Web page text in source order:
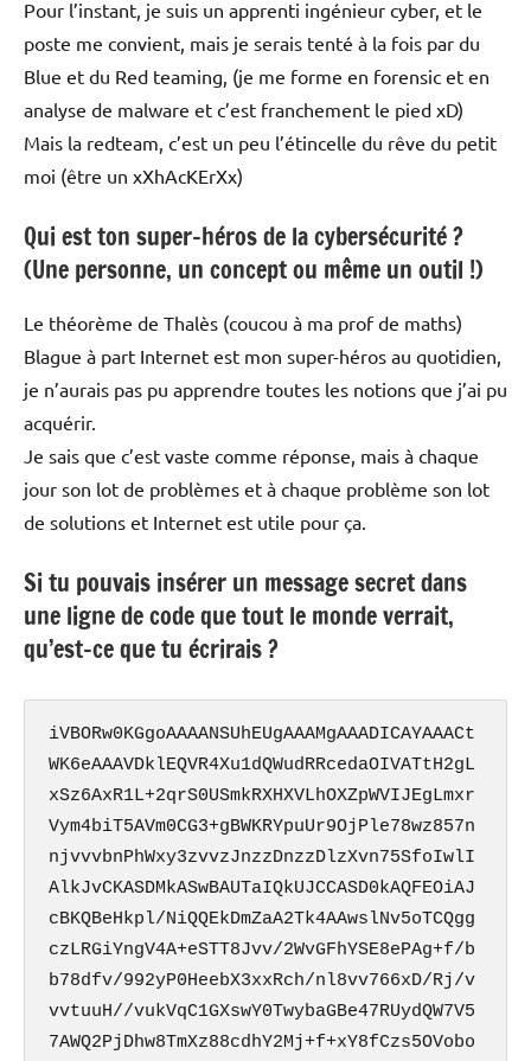
Pour l’instant, je suis un apprenti ingénieur cyber, et le
poste me convient, mais je serais tenté à la fois par du
Blue et du Red teaming, (je me forme en forensic et en
analyse de malware et c’est franchement le pied xD)
Mais la redteam, c’est un peu l’étincelle du rêve du petit
moi (être un xXhAcKErXx)
Qui est ton super-héros de la cybersécurité ?
(Une personne, un concept ou même un outil !)
Le théorème de Thalès (coucou à ma prof de maths)
Blague à part Internet est mon super-héros au quotidien,
je n’aurais pas pu apprendre toutes les notions que j’ai pu
acquérir.
Je sais que c’est vaste comme réponse, mais à chaque
jour son lot de problèmes et à chaque problème son lot
de solutions et Internet est utile pour ça.
Si tu pouvais insérer un message secret dans
une ligne de code que tout le monde verrait,
qu’est-ce que tu écrirais ?
iVBORw0KGgoAAAANSUhEUgAAAMgAAADICAYAAACt
WK6eAAAVDklEQVR4Xu1dQWudRRcedaOIVATtH2gL
xSz6AxR1L+2qrS0USmkRXHXVLhOXZpWVIJEgLmxr
Vym4biT5AVm0CG3+gBWKRYpuUr9OjPle78wz857n
njvvvbnPhWxy3zvvzJnzzDnzzDlzXvn75SfoIwlI
AlkJvCKASDMkASwBAUTaIQkUJCCASD0kAQFEOiAJ
cBKQBeHkpl/NiQQEkDmZaA2Tk4AAwslNv5oTCQgg
czLRGiYngV4A+eSTT8Jvv/2WvGFhYSE8ePAg+f/b
b78dfv/992yP0HeebX3xxRch/nl8vv766xD/Rj/v
vvtuuH//vukVqC1GXswY0TwybaGBe47RUydQW7V5
7AWQ2PjDhw8TmXz88cdhY2Mj+f+xY8fCzs5OVobo